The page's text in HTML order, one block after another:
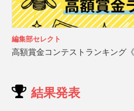
編集部セレクト
高額賞金コンテストランキング《
結果発表